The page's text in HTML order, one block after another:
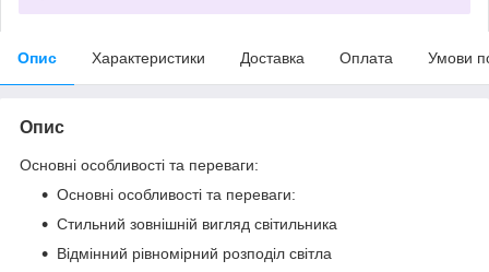
Опис Характеристики Доставка Оплата Умови
Опис
Основні особливості та переваги:
Основні особливості та переваги:
Стильний зовнішній вигляд світильника
Відмінний рівномірний розподіл світла